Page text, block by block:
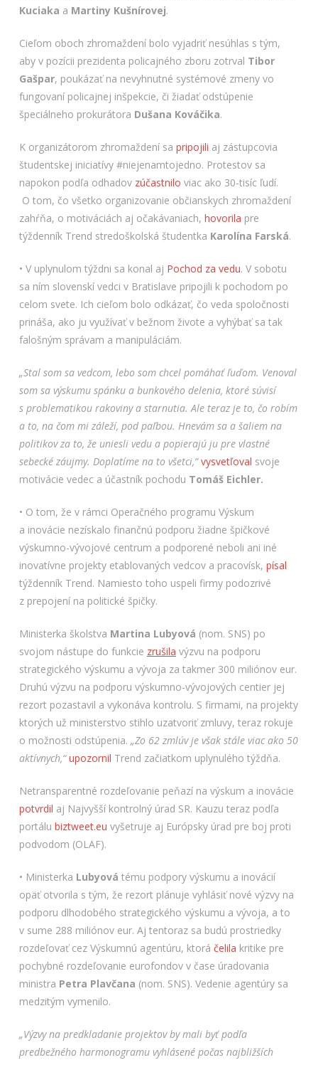
Kuciaka a Martiny Kušnírovej.
Cieľom oboch zhromaždení bolo vyjadriť nesúhlas s tým,
aby v pozícii prezidenta policajného zboru zotrval Tibor
Gašpar, poukázať na nevyhnutné systémové zmeny vo
fungovaní policajnej inšpekcie, či žiadať odstúpenie
špeciálneho prokurátora Dušana Kováčika.
K organizátorom zhromaždení sa pripojili aj zástupcovia
študentskej iniciatívy #niejenamtojedno. Protestov sa
napokon podľa odhadov zúčastnilo viac ako 30-tisíc ľudí.
O tom, čo všetko organizovanie občianskych zhromaždení
zahŕňa, o motiváciách aj očakávaniach, hovorila pre
týždenník Trend stredoškolská študentka Karolína Farská.
• V uplynulom týždni sa konal aj Pochod za vedu. V sobotu
sa ním slovenskí vedci v Bratislave pripojili k pochodom po
celom svete. Ich cieľom bolo odkázať, čo veda spoločnosti
prináša, ako ju využívať v bežnom živote a vyhýbať sa tak
falošným správam a manipuláciám.
„Stal som sa vedcom, lebo som chcel pomáhať ľuďom. Venoval
som sa výskumu spánku a bunkového delenia, ktoré súvisí
s problematikou rakoviny a starnutia. Ale teraz je to, čo robím
a to, na čom mi záleží, pod paľbou. Hnevám sa a šaliem na
politikov za to, že uniesli vedu a popierajú ju pre vlastné
sebecké záujmy. Doplatíme na to všetci,“ vysvetľoval svoje
motivácie vedec a účastník pochodu Tomáš Eichler.
• O tom, že v rámci Operačného programu Výskum
a inovácie nezískalo finančnú podporu žiadne špičkové
výskumno-vývojové centrum a podporené neboli ani iné
inovatívne projekty etablovaných vedcov a pracovísk, písal
týždenník Trend. Namiesto toho uspeli firmy podozrivé
z prepojení na politické špičky.
Ministerka školstva Martina Lubyová (nom. SNS) po
svojom nástupe do funkcie zrušila výzvu na podporu
strategického výskumu a vývoja za takmer 300 miliónov eur.
Druhú výzvu na podporu výskumno-vývojových centier jej
rezort pozastavil a vykonáva kontrolu. S firmami, na projekty
ktorých už ministerstvo stihlo uzatvoriť zmluvy, teraz rokuje
o možnosti odstúpenia. „Zo 62 zmlúv je však stále viac ako 50
aktívnych,“ upozornil Trend začiatkom uplynulého týždňa.
Netransparentné rozdeľovanie peňazí na výskum a inovácie
potvrdil aj Najvyšší kontrolný úrad SR. Kauzu teraz podľa
portálu biztweet.eu vyšetruje aj Európsky úrad pre boj proti
podvodom (OLAF).
• Ministerka Lubyová tému podpory výskumu a inovácií
opäť otvorila s tým, že rezort plánuje vyhlásiť nové výzvy na
podporu dlhodobého strategického výskumu a vývoja, a to
v sume 288 miliónov eur. Aj tentoraz sa budú prostriedky
rozdeľovať cez Výskumnú agentúru, ktorá čelila kritike pre
pochybné rozdeľovanie eurofondov v čase úradovania
ministra Petra Plavčana (nom. SNS). Vedenie agentúry sa
medzitým vymenilo.
„Výzvy na predkladanie projektov by mali byť podľa
predbežného harmonogramu vyhlásené počas najbližších